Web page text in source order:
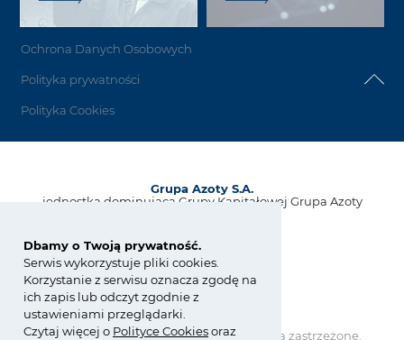
Dbamy o Twoją prywatność.
Serwis wykorzystuje pliki cookies.
Korzystanie z serwisu oznacza zgodę na
ich zapis lub odczyt zgodnie z
ustawieniami przeglądarki.
Czytaj więcej o PolityceCookiesoraz
Ochrona Danych Osobowych
Polityka prywatności
Polityka Cookies
Grupa Azoty S.A.
jednostka dominująca Grupy Kapitałowej Grupa Azoty
33-101 Tarnów, Polska
tel.:+48 14 637 37 37
fax: +48 14 633 07 18
kontakt@grupaazoty.com
Copyright © Grupa Azoty. Wszelkie prawa zastrzeżone.